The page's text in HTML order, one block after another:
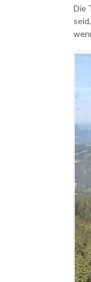
Die